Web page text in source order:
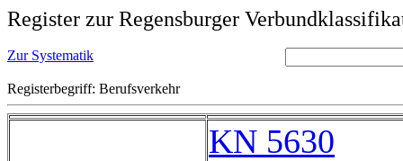
Register zur Regensburger
Zur Systematik
Registerbegriff: Berufsverkehr
KN 5630